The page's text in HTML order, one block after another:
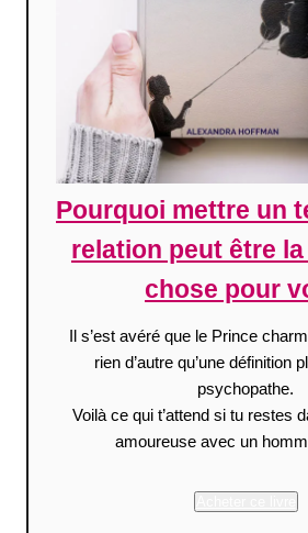
Pourquoi mettre un
relation peut être
chose pour
Il s’est avéré que le Prince
rien d’autre qu’une définition
psychopathe.
Voilà ce qui t’attend si tu restes
amoureuse avec un